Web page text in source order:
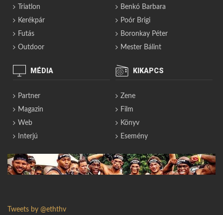
Triatlon
Kerékpár
Futás
Outdoor
Benkó Barbara
Poór Brigi
Boronkay Péter
Mester Bálint
MÉDIA
Partner
Magazin
Web
Interjú
KIKAPCS
Zene
Film
Könyv
Esemény
Tweets by @eththv